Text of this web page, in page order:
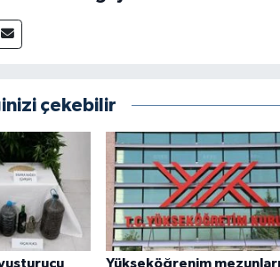
çekebilir
Yükseköğrenim